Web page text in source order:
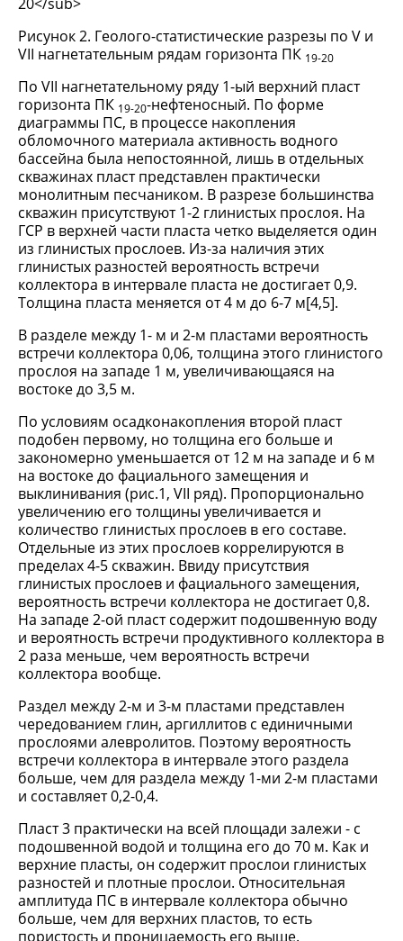
Рисунок 2. Геолого-статистические разрезы по V и
VII нагнетательным рядам горизонта ПК 19-20
По VII нагнетательному ряду 1-ый верхний пласт
горизонта ПК 19-20-нефтеносный. По форме
диаграммы ПС, в процессе накопления
обломочного материала активность водного
бассейна была непостоянной, лишь в отдельных
скважинах пласт представлен практически
монолитным песчаником. В разрезе большинства
скважин присутствуют 1-2 глинистых прослоя. На
ГСР в верхней части пласта четко выделяется один
из глинистых прослоев. Из-за наличия этих
глинистых разностей вероятность встречи
коллектора в интервале пласта не достигает 0,9.
Толщина пласта меняется от 4 м до 6-7 м[4,5].
В разделе между 1- м и 2-м пластами вероятность
встречи коллектора 0,06, толщина этого глинистого
прослоя на западе 1 м, увеличивающаяся на
востоке до 3,5 м.
По условиям осадконакопления второй пласт
подобен первому, но толщина его больше и
закономерно уменьшается от 12 м на западе и 6 м
на востоке до фациального замещения и
выклинивания (рис.1, VII ряд). Пропорционально
увеличению его толщины увеличивается и
количество глинистых прослоев в его составе.
Отдельные из этих прослоев коррелируются в
пределах 4-5 скважин. Ввиду присутствия
глинистых прослоев и фациального замещения,
вероятность встречи коллектора не достигает 0,8.
На западе 2-ой пласт содержит подошвенную воду
и вероятность встречи продуктивного коллектора в
2 раза меньше, чем вероятность встречи
коллектора вообще.
Раздел между 2-м и 3-м пластами представлен
чередованием глин, аргиллитов с единичными
прослоями алевролитов. Поэтому вероятность
встречи коллектора в интервале этого раздела
больше, чем для раздела между 1-ми 2-м пластами
и составляет 0,2-0,4.
Пласт 3 практически на всей площади залежи - с
подошвенной водой и толщина его до 70 м. Как и
верхние пласты, он содержит прослои глинистых
разностей и плотные прослои. Относительная
амплитуда ПС в интервале коллектора обычно
больше, чем для верхних пластов, то есть
пористость и проницаемость его выше.